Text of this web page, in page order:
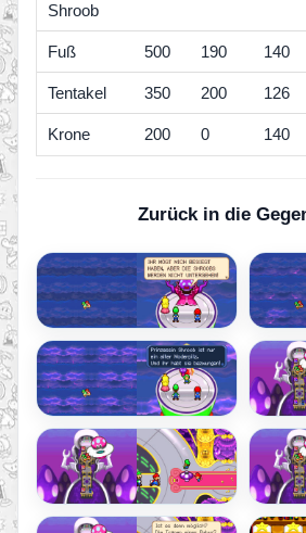
Shroob
Fuß 500 190 140
Tentakel 350 200 126
Krone 200 0 140
Zurück in die